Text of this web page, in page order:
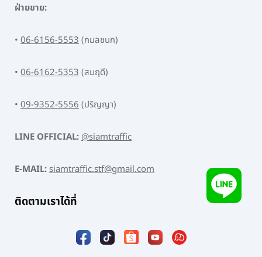
ฝ่ายขาย:
• 06-6156-5553(กมลชนก)
• 06-6162-5353(สมฤดี)
• 09-9352-5556(ปริญญา)
LINE OFFICIAL:@siamtraffic
E-MAIL:siamtraffic.stf@gmail.com
ติดตามเราได้ที่